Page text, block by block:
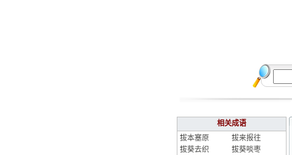
相关成语
拔本塞原
拔来报往
拔葵去织
拔葵啖枣